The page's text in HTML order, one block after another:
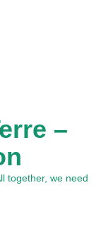
–
together, we need